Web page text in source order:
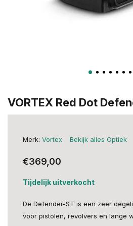
VORTEX Red Dot
Merk: Vortex Bekijk alles Optiek
€369,00
Tijdelijk uitverkocht
De Defender-ST is een zeer
voor pistolen, revolvers en lange